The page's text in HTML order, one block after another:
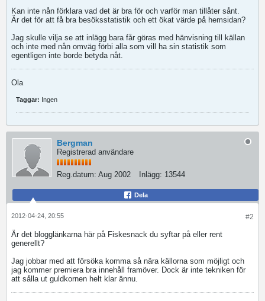
Kan inte nån förklara vad det är bra för och varför man tillåter sånt.
Är det för att få bra besöksstatistik och ett ökat värde på hemsidan?
Jag skulle vilja se att inlägg bara får göras med hänvisning till källan
och inte med nån omväg förbi alla som vill ha sin statistik som
egentligen inte borde betyda nåt.
Ola
Taggar: Ingen
Bergman
Registrerad användare
Reg.datum: Aug 2002 Inlägg: 13544
Dela
#2
2012-04-24, 20:55
Är det blogglänkarna här på Fiskesnack du syftar på eller rent
generellt?
Jag jobbar med att försöka komma så nära källorna som möjligt och
jag kommer premiera bra innehåll framöver. Dock är inte tekniken för
att sålla ut guldkornen helt klar ännu.